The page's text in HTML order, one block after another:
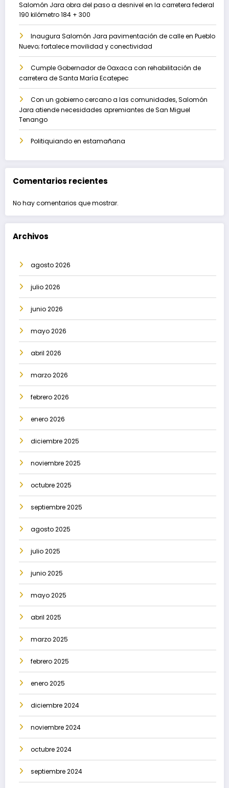
Salomón Jara obra del paso a desnivel en la carretera federal
190 kilómetro 184 + 300
Inaugura Salomón Jara pavimentación de calle en Pueblo
Nuevo; fortalece movilidad y conectividad
Cumple Gobernador de Oaxaca con rehabilitación de
carretera de Santa María Ecatepec
Con un gobierno cercano a las comunidades, Salomón
Jara atiende necesidades apremiantes de San Miguel
Tenango
Politiquiando en estamañana
Comentarios recientes
No hay comentarios que mostrar.
Archivos
agosto 2026
julio 2026
junio 2026
mayo 2026
abril 2026
marzo 2026
febrero 2026
enero 2026
diciembre 2025
noviembre 2025
octubre 2025
septiembre 2025
agosto 2025
julio 2025
junio 2025
mayo 2025
abril 2025
marzo 2025
febrero 2025
enero 2025
diciembre 2024
noviembre 2024
octubre 2024
septiembre 2024